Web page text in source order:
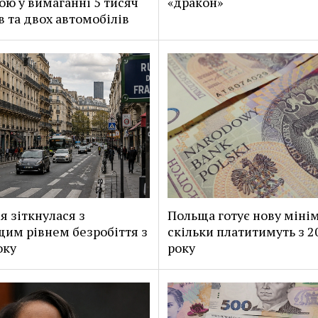
та двох автомобілів
зіткнулася з
рівнем безробіття з
Польща готує нову
скільки платитимуть з
року